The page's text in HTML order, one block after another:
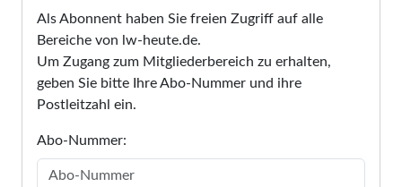
Als Abonnent haben Sie freien Zugriff auf alle
Bereiche von lw-heute.de.
Um Zugang zum Mitgliederbereich zu erhalten,
geben Sie bitte Ihre Abo-Nummer und ihre
Postleitzahl ein.
Abo-Nummer: